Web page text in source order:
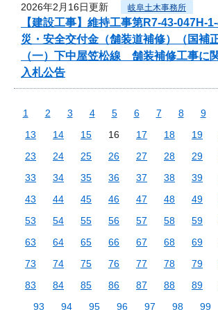
2026年2月16日更新 岐阜土木事務所
【建設工事】維持工事第R7-43-
災・安全交付金（舗装道補修）（国補
（一）下中屋笠松線 舗装補修工事に
入札公告
1 2 3 4 5 6 7 8 9
13
14 15 16 17 18 19
23
24 25 26 27 28 29
33
34 35 36 37 38 39
43
44 45 46 47 48 49
53
54 55 56 57 58 59
63
64 65 66 67 68 69
73
74 75 76 77 78 79
83
84 85 86 87 88 89
93
94 95 96 97 98 99